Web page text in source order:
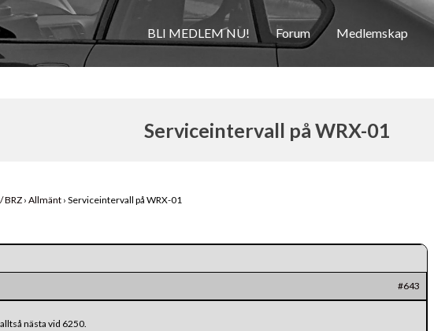
BLI MEDLEM NU! Forum Medlemskap
Serviceintervall på WRX-01
BRZ› Allmänt › Serviceintervall på WRX-01
#643
nästa vid 6250.